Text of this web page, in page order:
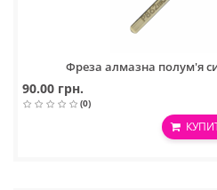
Фреза алмазна полум'я
90.00 грн.
(0)